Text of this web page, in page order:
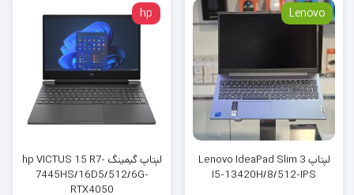
Lenovo
لپتاپ Lenovo IdeaPad Slim 3
I5-13420H/8/512-IPS
hp
لپتاپ گیمینگ hp VICTUS 15 R7-
7445HS/16D5/512/6G-
RTX4050